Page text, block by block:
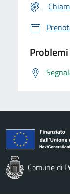
Comune di